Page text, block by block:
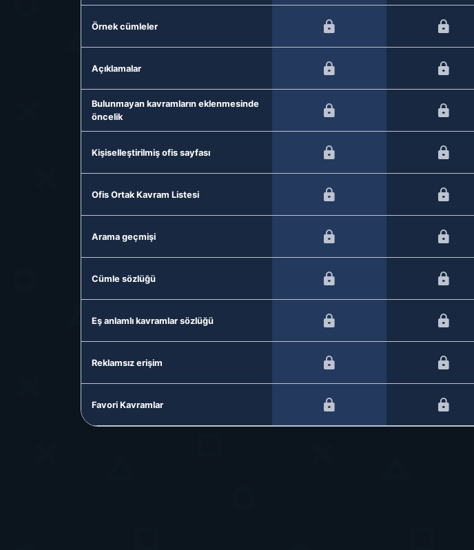
Örnek cümleler
Açıklamalar
Bulunmayan kavramların eklenmesinde
öncelik
Kişiselleştirilmiş ofis sayfası
Ofis Ortak Kavram Listesi
Arama geçmişi
Cümle sözlüğü
Eş anlamlı kavramlar sözlüğü
Reklamsız erişim
Favori Kavramlar